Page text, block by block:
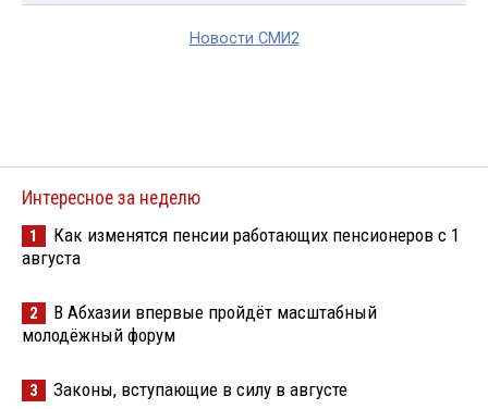
Новости СМИ2
Интересное за неделю
1
Как изменятся пенсии работающих пенсионеров с 1
августа
2
В Абхазии впервые пройдёт масштабный
молодёжный форум
3 Законы, вступающие в силу в августе